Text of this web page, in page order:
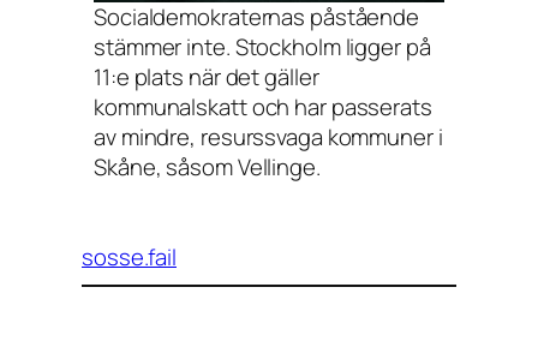
Socialdemokraternas påstående
stämmer inte. Stockholm ligger på
11:e plats när det gäller
kommunalskatt och har passerats
av mindre, resurssvaga kommuner i
Skåne, såsom Vellinge.
sosse.fail